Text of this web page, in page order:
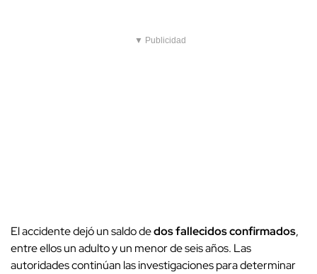
▼ Publicidad
El accidente dejó un saldo dedos fallecidos confirmados,
entre ellos un adulto y un menor de seis años. Las
autoridades continúan las investigaciones para determinar